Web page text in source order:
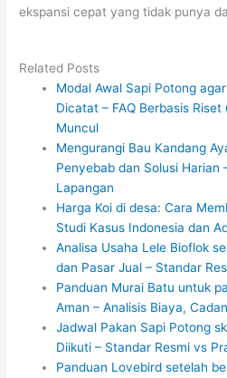
ekspansi cepat yang tidak punya
Related Posts
Modal Awal Sapi Potong
Dicatat – FAQ Berbasis
Muncul
Mengurangi Bau Kandang
Penyebab dan Solusi Harian
Lapangan
Harga Koi di desa: Cara
Studi Kasus Indonesia dan
Analisa Usaha Lele Bioflok
dan Pasar Jual – Standar
Panduan Murai Batu untuk
Aman – Analisis Biaya,
Jadwal Pakan Sapi Potong
Diikuti – Standar Resmi vs
Panduan Lovebird setelah